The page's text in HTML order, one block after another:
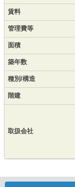
賃料
管理費等
面積
築年数
種別/構造
階建
取扱会社